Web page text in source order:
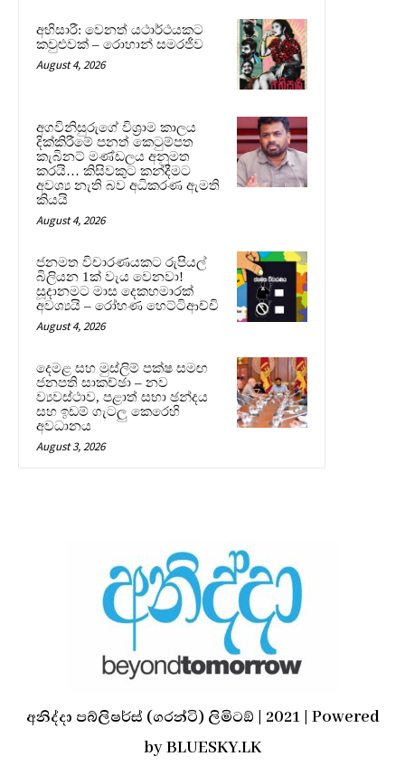
අභිසාරී: වෙනත් යථාර්ථයකට
කවුළුවක් – රොහාන් සමරජීව
August 4, 2026
අගවිනිසුරුගේ විශ්‍රාම කාලය
දික්කිරීමේ පනත් කෙටුම්පත
කැබිනට් මණ්ඩලය අනුමත
කරයි… කිසිවකුට කන්දීමට
අවශ්‍ය නැති බව අධිකරණ ඇමති
කියයි
August 4, 2026
ජනමත විචාරණයකට රුපියල්
බිලියන 1ක් වැය වෙනවා!
සූදානමට මාස දෙකහමාරක්
අවශ්‍යයි – රෝහණ හෙට්ටිආච්චි
August 4, 2026
දෙමළ සහ මුස්ලිම් පක්ෂ සමඟ
ජනපති සාකච්ඡා – නව
ව්‍යවස්ථාව, පළාත් සභා ඡන්දය
සහ ඉඩම් ගැටලු කෙරෙහි
අවධානය
August 3, 2026
අනිද්දා පබ්ලිෂර්ස් (ගරන්ටි) ලිමිටඞ් | 2021 | Powered
by BLUESKY.LK